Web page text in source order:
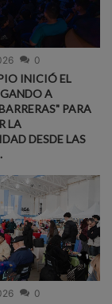
0
INICIÓ EL
A
PARA
LA
DESDE LAS
0